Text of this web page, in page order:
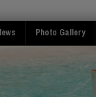
Photo Gallery